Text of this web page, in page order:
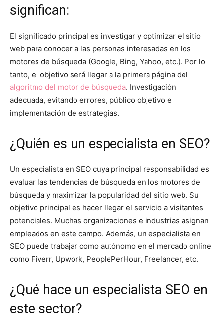
significan:
El significado principal es investigar y optimizar el sitio
web para conocer a las personas interesadas en los
motores de búsqueda (Google, Bing, Yahoo, etc.). Por lo
tanto, el objetivo será llegar a la primera página del
algoritmo del motor de búsqueda. Investigación
adecuada, evitando errores, público objetivo e
implementación de estrategias.
¿Quién es un especialista en SEO?
Un especialista en SEO cuya principal responsabilidad es
evaluar las tendencias de búsqueda en los motores de
búsqueda y maximizar la popularidad del sitio web. Su
objetivo principal es hacer llegar el servicio a visitantes
potenciales. Muchas organizaciones e industrias asignan
empleados en este campo. Además, un especialista en
SEO puede trabajar como autónomo en el mercado online
como Fiverr, Upwork, PeoplePerHour, Freelancer, etc.
¿Qué hace un especialista SEO en
este sector?